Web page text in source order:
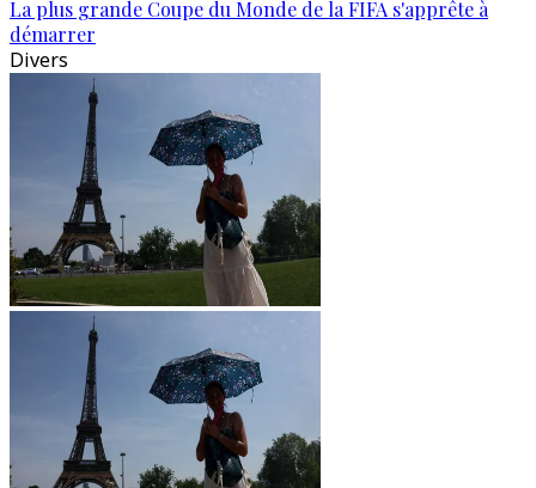
La plus grande Coupe du Monde de la FIFA s'apprête à
démarrer
Divers